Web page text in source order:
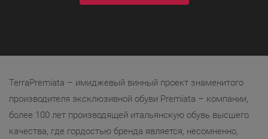
TerraPremiata – имиджевый винный проект знаменитого
производителя эксклюзивной обуви Premiata – компании,
более 100 лет производящей итальянскую обувь высшего
качества, где гордостью бренда является, несомненно,